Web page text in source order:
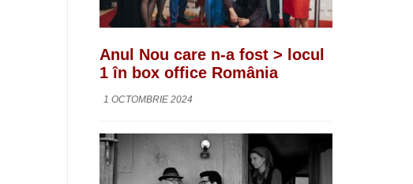
Anul Nou care n-a fost > locul
1 în box office România
1 OCTOMBRIE 2024